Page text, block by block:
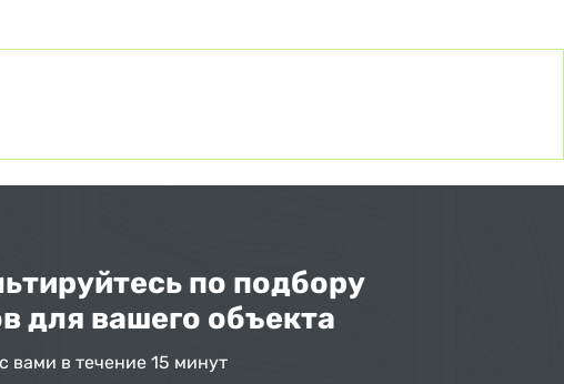
по подбору
для вашего объекта
вами в течение 15 минут